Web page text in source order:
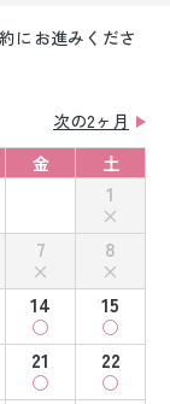
にお進みくださ
次の2ヶ月
金 土
1
7
8
14
15
21
22